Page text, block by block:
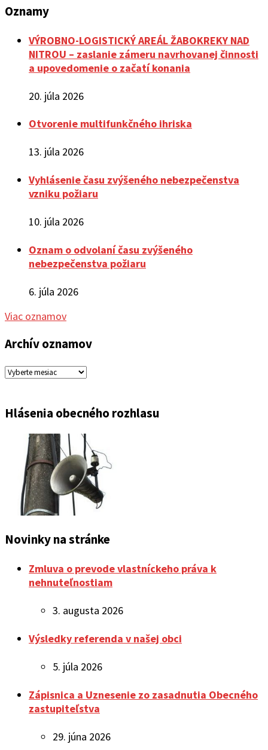
Oznamy
VÝROBNO-LOGISTICKÝ AREÁL ŽABOKREKY NAD
NITROU – zaslanie zámeru navrhovanej činnosti
a upovedomenie o začatí konania
20. júla 2026
Otvorenie multifunkčného ihriska
13. júla 2026
Vyhlásenie času zvýšeného nebezpečenstva
vzniku požiaru
10. júla 2026
Oznam o odvolaní času zvýšeného
nebezpečenstva požiaru
6. júla 2026
Viac oznamov
Archív oznamov
Archív
Hlásenia obecného rozhlasu
Novinky na stránke
Zmluva o prevode vlastníckeho práva k
nehnuteľnostiam
3. augusta 2026
Výsledky referenda v našej obci
5. júla 2026
Zápisnica a Uznesenie zo zasadnutia Obecného
zastupiteľstva
29. júna 2026